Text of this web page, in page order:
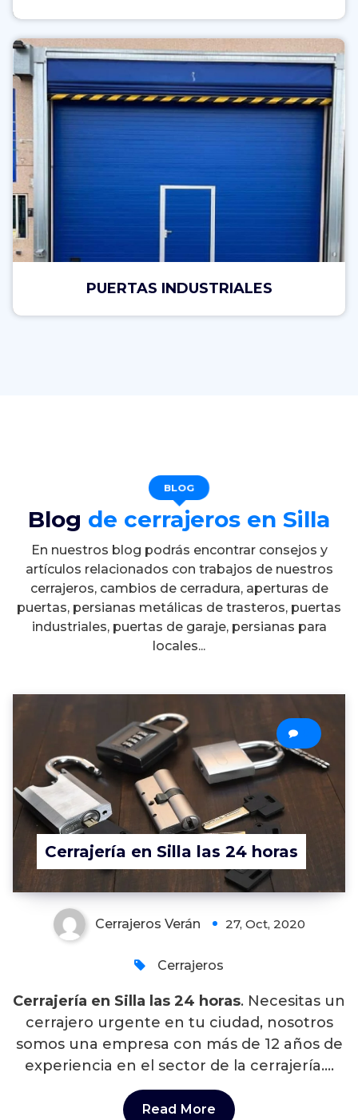
PUERTAS INDUSTRIALES
Blog de cerrajeros en Silla
En nuestros blog podrás encontrar consejos y
artículos relacionados con trabajos de nuestros
cerrajeros, cambios de cerradura, aperturas de
puertas, persianas metálicas de trasteros, puertas
industriales, puertas de garaje, persianas para
locales...
Cerrajería en Silla las 24 horas
Cerrajeros Verán 27, Oct, 2020
Cerrajeros
Cerrajería en Silla las 24 horas. Necesitas un
cerrajero urgente en tu ciudad, nosotros
somos una empresa con más de 12 años de
experiencia en el sector de la cerrajería….
Read More